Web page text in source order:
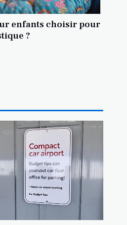
enfants choisir pour
?